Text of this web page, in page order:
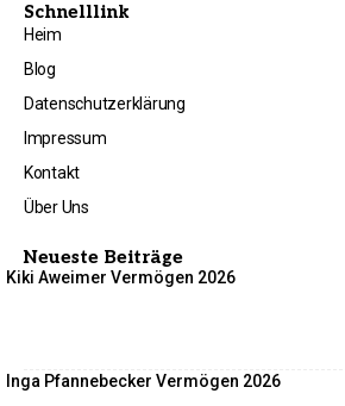
Schnelllink
Heim
Blog
Datenschutzerklärung
Impressum
Kontakt
Über Uns
Neueste Beiträge
Kiki Aweimer Vermögen 2026
Inga Pfannebecker Vermögen 2026